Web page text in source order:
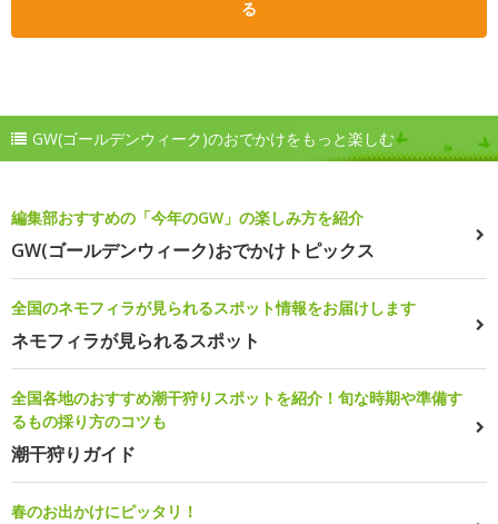
る
GW(ゴールデンウィーク)のおでかけをもっと楽しむ
編集部おすすめの「今年のGW」の楽しみ方を紹介
GW(ゴールデンウィーク)おでかけトピックス
全国のネモフィラが見られるスポット情報をお届けします
ネモフィラが見られるスポット
全国各地のおすすめ潮干狩りスポットを紹介！旬な時期や準備す
るもの採り方のコツも
潮干狩りガイド
春のお出かけにピッタリ！